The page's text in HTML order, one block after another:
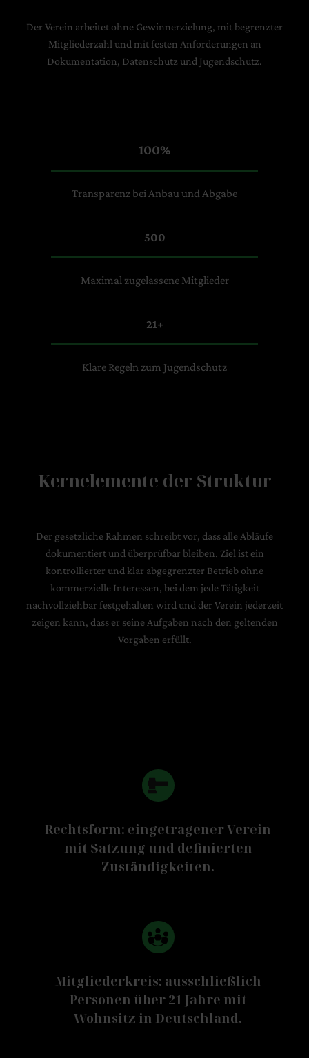
Der Verein arbeitet ohne Gewinnerzielung, mit begrenzter
Mitgliederzahl und mit festen Anforderungen an
Dokumentation, Datenschutz und Jugendschutz.
100%
Transparenz bei Anbau und Abgabe
500
Maximal zugelassene Mitglieder
21+
Klare Regeln zum Jugendschutz
Kernelemente der Struktur
Der gesetzliche Rahmen schreibt vor, dass alle Abläufe
dokumentiert und überprüfbar bleiben. Ziel ist ein
kontrollierter und klar abgegrenzter Betrieb ohne
kommerzielle Interessen, bei dem jede Tätigkeit
nachvollziehbar festgehalten wird und der Verein jederzeit
zeigen kann, dass er seine Aufgaben nach den geltenden
Vorgaben erfüllt.
Rechtsform: eingetragener Verein
mit Satzung und definierten
Zuständigkeiten.
Mitgliederkreis: ausschließlich
Personen über 21 Jahre mit
Wohnsitz in Deutschland.